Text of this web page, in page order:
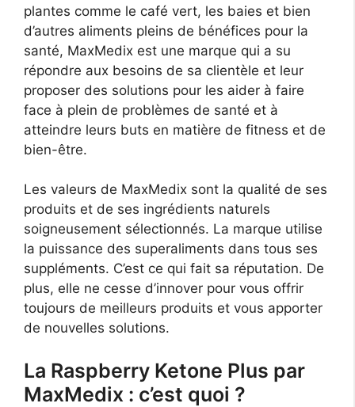
plantes comme le café vert, les baies et bien
d’autres aliments pleins de bénéfices pour la
santé, MaxMedix est une marque qui a su
répondre aux besoins de sa clientèle et leur
proposer des solutions pour les aider à faire
face à plein de problèmes de santé et à
atteindre leurs buts en matière de fitness et de
bien-être.
Les valeurs de MaxMedix sont la qualité de ses
produits et de ses ingrédients naturels
soigneusement sélectionnés. La marque utilise
la puissance des superaliments dans tous ses
suppléments. C’est ce qui fait sa réputation. De
plus, elle ne cesse d’innover pour vous offrir
toujours de meilleurs produits et vous apporter
de nouvelles solutions.
La Raspberry Ketone Plus par
MaxMedix : c’est quoi ?